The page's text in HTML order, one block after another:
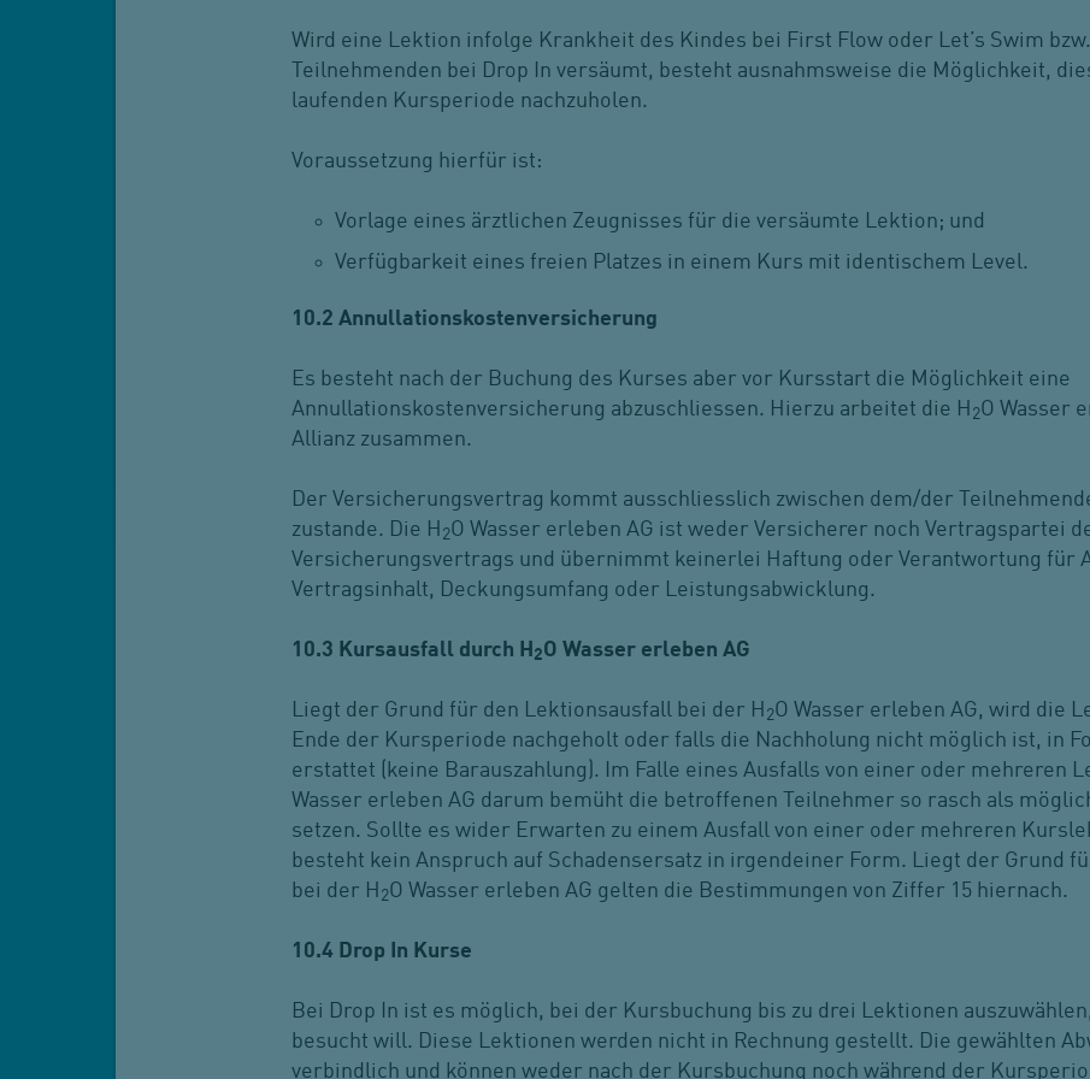
Wird eine Lektion infolge Krankheit des Kindes bei First Flow oder Let’s Swim
Teilnehmenden bei Drop In versäumt, besteht ausnahmsweise die Möglichkeit,
laufenden Kursperiode nachzuholen.
Voraussetzung hierfür ist:
Vorlage eines ärztlichen Zeugnisses für die versäumte Lektion; und
Verfügbarkeit eines freien Platzes in einem Kurs mit identischem Level.
10.2 Annullationskostenversicherung
Es besteht nach der Buchung des Kurses aber vor Kursstart die Möglichkeit eine
Annullationskostenversicherung abzuschliessen. Hierzu arbeitet die H 2O Wasser
Allianz zusammen.
Der Versicherungsvertrag kommt ausschliesslich zwischen dem/der
zustande. Die H 2O Wasser erleben AG ist weder Versicherer noch Vertragspartei
Versicherungsvertrags und übernimmt keinerlei Haftung oder Verantwortung für
Vertragsinhalt, Deckungsumfang oder Leistungsabwicklung.
10.3 Kursausfall durch H 2O Wasser erleben AG
Liegt der Grund für den Lektionsausfall bei der H 2O Wasser erleben AG, wird die
Ende der Kursperiode nachgeholt oder falls die Nachholung nicht möglich ist, in
erstattet (keine Barauszahlung). Im Falle eines Ausfalls von einer oder mehreren
Wasser erleben AG darum bemüht die betroffenen Teilnehmer so rasch als
setzen. Sollte es wider Erwarten zu einem Ausfall von einer oder mehreren
besteht kein Anspruch auf Schadensersatz in irgendeiner Form. Liegt der Grund
bei der H 2O Wasser erleben AG gelten die Bestimmungen von Ziffer 15 hiernach.
10.4 Drop In Kurse
Bei Drop In ist es möglich, bei der Kursbuchung bis zu drei Lektionen
besucht will. Diese Lektionen werden nicht in Rechnung gestellt. Die gewählten
verbindlich und können weder nach der Kursbuchung noch während der